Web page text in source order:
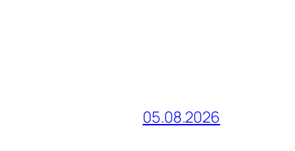
05.08.2026